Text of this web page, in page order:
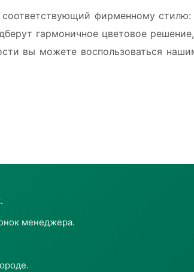
фирменному стилю:
гармоничное цветовое
вы можете воспользоваться
менеджера.